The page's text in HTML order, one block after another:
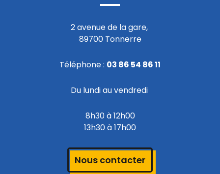
2 avenue de la gare,
89700 Tonnerre
Téléphone : 03 86 54 86 11
Du lundi au vendredi
8h30 à 12h00
13h30 à 17h00
Nous contacter